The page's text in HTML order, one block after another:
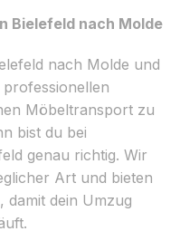
Bielefeld nach Molde
nach Molde und
Möbeltransport zu
bist du bei
genau richtig. Wir
Art und bieten
damit dein Umzug